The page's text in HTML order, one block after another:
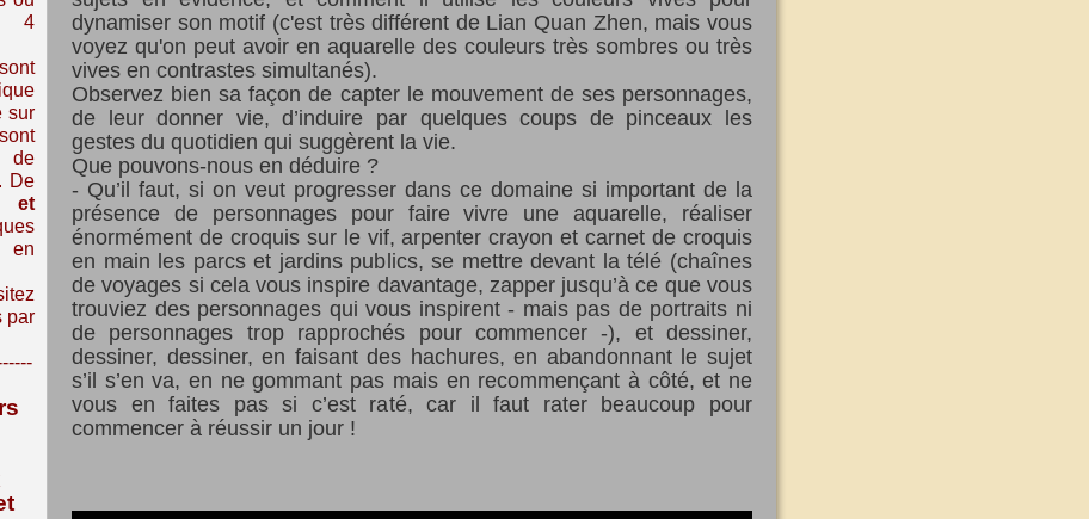
4
sur
de
. De
et
en
par
dynamiser son motif (c'est très différent de Lian Quan Zhen, maisvous
voyez qu'on peut avoir en aquarelle des couleurs très sombres ou très
vives en contrastes simultanés).
Observez bien sa façon de capter le mouvement de ses personnages,
de leur donner vie, d’induire par quelques coups de pinceaux les
gestes du quotidien qui suggèrent la vie.
Que pouvons-nous en déduire ?
- Qu’il faut, si on veut progresser dans ce domaine si important de la
présence de personnages pour faire vivre une aquarelle, réaliser
énormément de croquis sur le vif, arpenter crayon et carnet de croquis
en main les parcs et jardins publics, se mettre devant la télé (chaînes
de voyages si cela vous inspire davantage, zapper jusqu’à ce que vous
trouviez des personnages qui vous inspirent - mais pas de portraits ni
de personnages trop rapprochés pour commencer -), et dessiner,
dessiner, dessiner, en faisant des hachures, en abandonnant le sujet
s’il s’en va, en ne gommant pas mais en recommençant à côté, et ne
vous en faites pas si c’est raté, car il faut rater beaucoup pour
commencer à réussir un jour !